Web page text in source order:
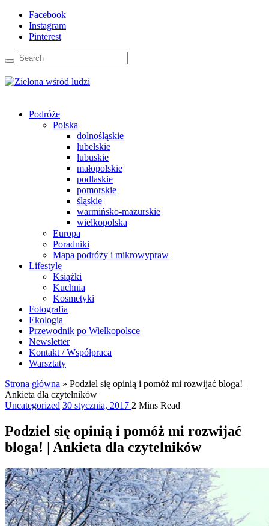
Facebook
Instagram
Pinterest
Podróże
Polska
dolnośląskie
lubelskie
lubuskie
małopolskie
podlaskie
pomorskie
śląskie
warmińsko-mazurskie
wielkopolska
Europa
Poradniki
Mapa podróży i mikrowypraw
Lifestyle
Książki
Kuchnia
Kosmetyki
Fotografia
Ekologia
Przewodnik po Wielkopolsce
Newsletter
Kontakt / Współpraca
Warsztaty
Strona główna » Podziel się opinią i pomóż mi rozwijać bloga! |
Ankieta dla czytelników
Uncategorized 30 stycznia, 2017 2 Mins Read
Podziel się opinią i pomóż mi rozwijać
bloga! | Ankieta dla czytelników